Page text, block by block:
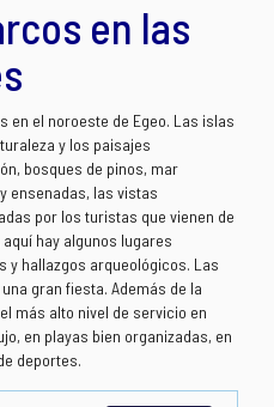
en las
en el noroeste de Egeo. Las islas
y los paisajes
bosques de pinos, mar
ensenadas, las vistas
por los turistas que vienen de
hay algunos lugares
y hallazgos arqueológicos. Las
gran fiesta. Además de la
más alto nivel de servicio en
en playas bien organizadas, en
deportes.